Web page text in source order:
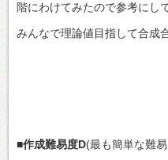
階にわけてみたので参考にし
みんなで理論値目指して合成
■作成難易度D(最も簡単な難